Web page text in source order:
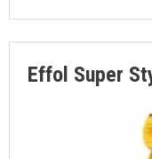
Effol Super